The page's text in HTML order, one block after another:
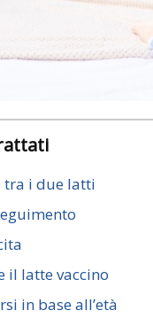
tra i due latti
il latte vaccino
in base all’età